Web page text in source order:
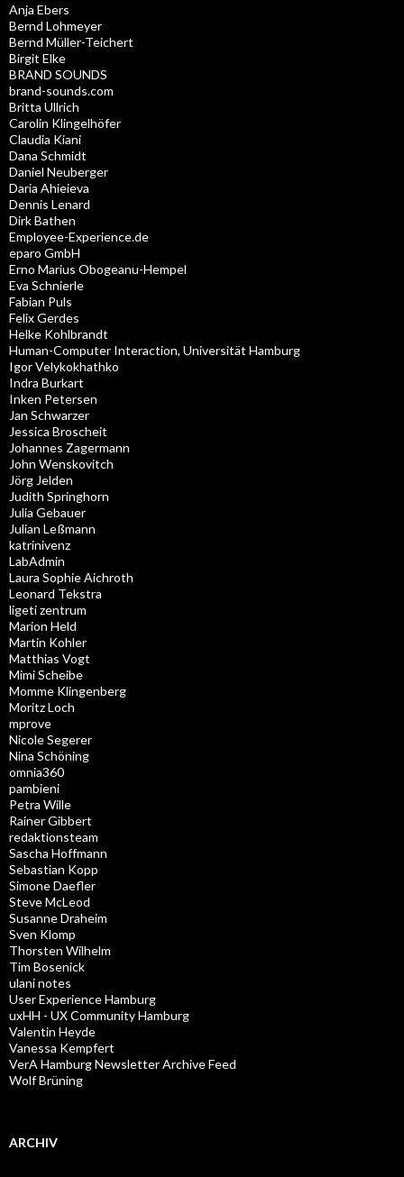
Anja Ebers
Bernd Lohmeyer
Bernd Müller-Teichert
Birgit Elke
BRAND SOUNDS
brand-sounds.com
Britta Ullrich
Carolin Klingelhöfer
Claudia Kiani
Dana Schmidt
Daniel Neuberger
Daria Ahieieva
Dennis Lenard
Dirk Bathen
Employee-Experience.de
eparo GmbH
Erno Marius Obogeanu-Hempel
Eva Schnierle
Fabian Puls
Felix Gerdes
Helke Kohlbrandt
Human-Computer Interaction, Universität Hamburg
Igor Velykokhathko
Indra Burkart
Inken Petersen
Jan Schwarzer
Jessica Broscheit
Johannes Zagermann
John Wenskovitch
Jörg Jelden
Judith Springhorn
Julia Gebauer
Julian Leßmann
katrinivenz
LabAdmin
Laura Sophie Aichroth
Leonard Tekstra
ligeti zentrum
Marion Held
Martin Kohler
Matthias Vogt
Mimi Scheibe
Momme Klingenberg
Moritz Loch
mprove
Nicole Segerer
Nina Schöning
omnia360
pambieni
Petra Wille
Rainer Gibbert
redaktionsteam
Sascha Hoffmann
Sebastian Kopp
Simone Daefler
Steve McLeod
Susanne Draheim
Sven Klomp
Thorsten Wilhelm
Tim Bosenick
ulani notes
User Experience Hamburg
uxHH - UX Community Hamburg
Valentin Heyde
Vanessa Kempfert
VerA Hamburg Newsletter Archive Feed
Wolf Brüning
ARCHIV